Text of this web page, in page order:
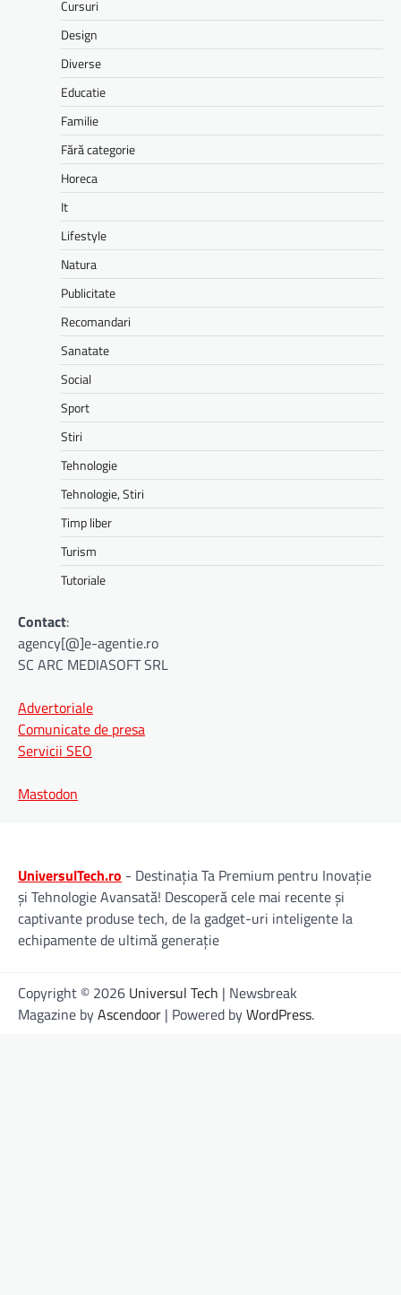
Cursuri
Design
Diverse
Educatie
Familie
Fără categorie
Horeca
It
Lifestyle
Natura
Publicitate
Recomandari
Sanatate
Social
Sport
Stiri
Tehnologie
Tehnologie, Stiri
Timp liber
Turism
Tutoriale
Contact:
agency[@]e-agentie.ro
SC ARC MEDIASOFT SRL
Advertoriale
Comunicate de presa
Servicii SEO
Mastodon
UniversulTech.ro - Destinația Ta Premium pentru Inovație
și Tehnologie Avansată! Descoperă cele mai recente și
captivante produse tech, de la gadget-uri inteligente la
echipamente de ultimă generație
Copyright © 2026 Universul Tech | Newsbreak
Magazine byAscendoor | Powered byWordPress.